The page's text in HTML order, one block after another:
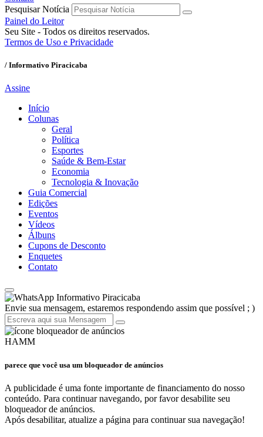
Pesquisar Notícia
Painel do Leitor
Seu Site - Todos os direitos reservados.
Termos de Uso e Privacidade
/ Informativo Piracicaba
Assine
Início
Colunas
Geral
Política
Esportes
Saúde & Bem-Estar
Economia
Tecnologia & Inovação
Guia Comercial
Edições
Eventos
Vídeos
Álbuns
Cupons de Desconto
Enquetes
Contato
Informativo Piracicaba
Envie sua mensagem, estaremos respondendo assim que possível ; )
HAMM
parece que você usa um bloqueador de anúncios
A publicidade é uma fonte importante de financiamento do nosso
conteúdo. Para continuar navegando, por favor desabilite seu
bloqueador de anúncios.
Após desabilitar, atualize a página para continuar sua navegação!